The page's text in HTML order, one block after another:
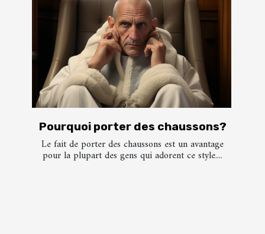
Pourquoi porter des chaussons?
Le fait de porter des chaussons est un avantage
pour la plupart des gens qui adorent ce style....